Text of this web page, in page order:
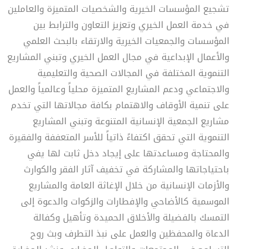
تشجيع المؤسسات الخيرية والشخصيات المتميزة والعاملين
في خدمة العمل الخيري وتعزيز التعاون والترابط بين
المؤسسات والجمعيات الخيرية والارتقاء بالبحث العلمي
والأعمال الإبداعية في مجال العمل الخيري وتبني المشاريع
التنموية المختلفة في المجالات الصحية والتعليمية
والاجتماعي ودعم المشاريع المتميزة محلياً وعالمياً والعمل
على تنمية الأوقاف والاهتمام بكافة مجالاتها التي تخدم
مشاريع الجمعية الإنسانية المتنوعة وتبني المشاريع
التنموية التي تحقق اكتفاءً ذاتياً للأسر المتعففة والفقيرة
والمحتاجة ومساعدتها على إيجاد دخل ثابت لها يفي
باحتياجاتها والمشاركة في تخفيف آثار الفقر والكوارث
والأزمات الإنسانية من خلال الإغاثة العامة والمشاريع
الموسمية كالأضاحي والإفطارات والزكوات والدعوة إلى
التمسك بالفضيلة والأخلاق الحميدة وتأهيل وكفالة
الدعاة والمحفظين والعمل على نبذ التطرف وبث روح